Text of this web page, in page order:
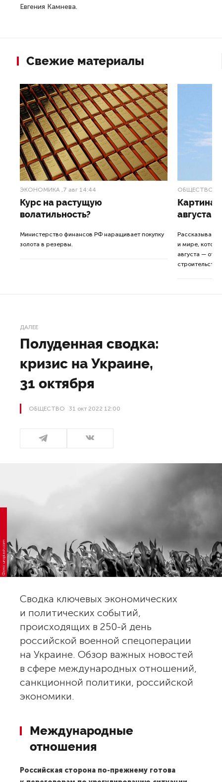
Евгения Камнева.
Свежие материалы
ЭКОНОМИКА ,7 авг 14:44
Курс на растущую
волатильность?
Министерство финансов РФ наращивает покупку
золота в резервы.
ОБЩЕСТВО
Картина
августа
Рассказываем
и мире,
августа — от
ДАЛЕЕ
Полуденная сводка:
кризис на Украине,
31 октября
ОБЩЕСТВО 31 окт 2022 12:00
Фото: unsplash.com
Сводка ключевых экономических
и политических событий,
происходящих в 250-й день
российской военной спецоперации
на Украине. Обзор важных новостей
в сфере международных отношений,
санкционной политики, российской
экономики.
Международные
отношения
Российская сторона по-прежнему готова